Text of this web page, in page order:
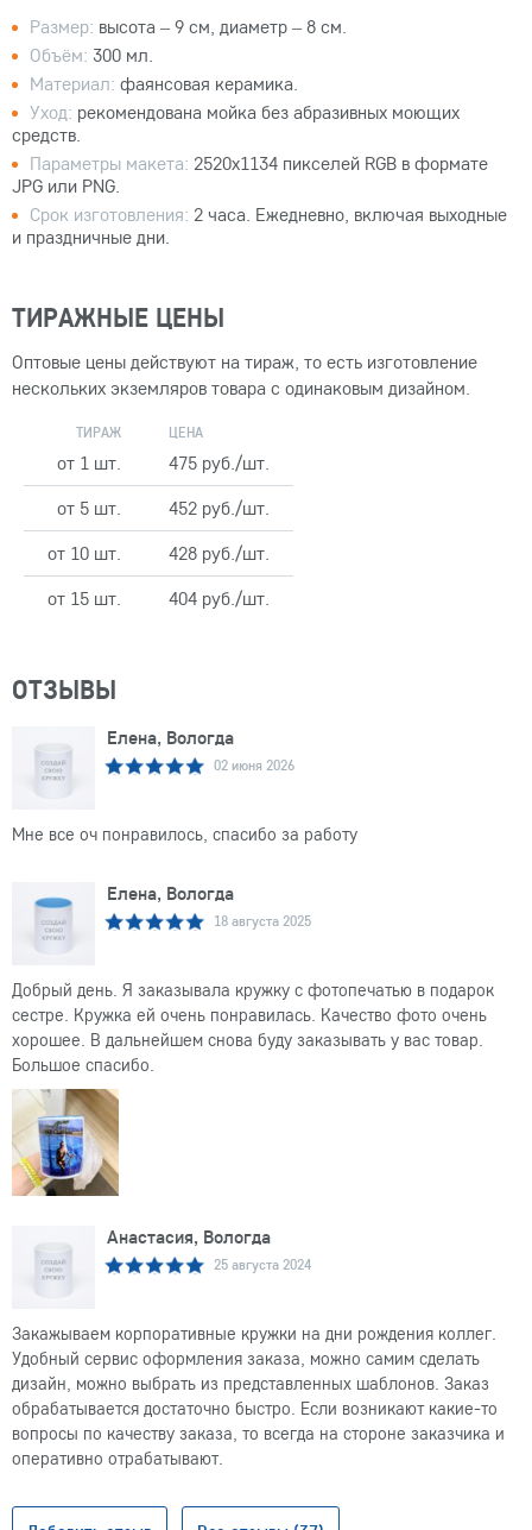
Размер: высота – 9 см, диаметр – 8 см.
Объём: 300 мл.
Материал: фаянсовая керамика.
Уход: рекомендована мойка без абразивных моющих
средств.
Параметры макета: 2520x1134 пикселей RGB в формате
JPG или PNG.
Срок изготовления: 2 часа. Ежедневно, включая выходные
и праздничные дни.
ТИРАЖНЫЕ ЦЕНЫ
Оптовые цены действуют на тираж, то есть изготовление
нескольких экземляров товара с одинаковым дизайном.
ТИРАЖ ЦЕНА
от 1 шт.
475 руб./шт.
от 5 шт.
452 руб./шт.
от 10 шт.
428 руб./шт.
от 15 шт.
404 руб./шт.
ОТЗЫВЫ
Елена, Вологда
02 июня 2026
Мне все оч понравилось, спасибо за работу
Елена, Вологда
18 августа 2025
Добрый день. Я заказывала кружку с фотопечатью в подарок
сестре. Кружка ей очень понравилась. Качество фото очень
хорошее. В дальнейшем снова буду заказывать у вас товар.
Большое спасибо.
Анастасия, Вологда
25 августа 2024
Закажываем корпоративные кружки на дни рождения коллег.
Удобный сервис оформления заказа, можно самим сделать
дизайн, можно выбрать из представленных шаблонов. Заказ
обрабатывается достаточно быстро. Если возникают какие-то
вопросы по качеству заказа, то всегда на стороне заказчика и
оперативно отрабатывают.